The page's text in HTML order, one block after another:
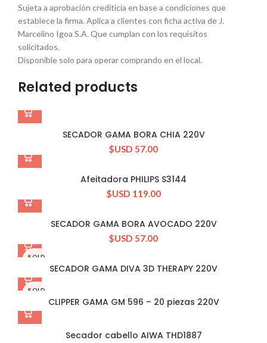
Sujeta a aprobación crediticia en base a condiciones que
establece la firma. Aplica a clientes con ficha activa de J.
Marcelino Igoa S.A. Que cumplan con los requisitos
solicitados.
Disponible solo para operar comprando en el local.
Related products
SECADOR GAMA BORA CHIA 220V
$USD 57.00
Afeitadora PHILIPS S3144
$USD 119.00
SECADOR GAMA BORA AVOCADO 220V
$USD 57.00
SOLD
SECADOR GAMA DIVA 3D THERAPY 220V
SOLD
CLIPPER GAMA GM 596 – 20 piezas 220V
Secador cabello AIWA THD1887